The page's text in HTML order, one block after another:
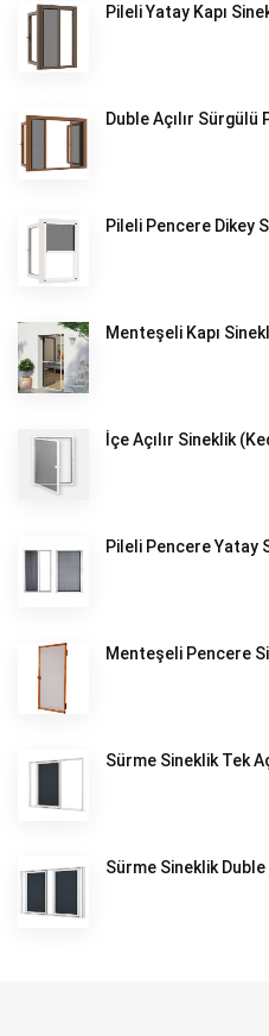
Pileli Yatay Kapı
Duble Açılır Sürgülü
Pileli Pencere Dikey
Menteşeli Kapı
İçe Açılır Sineklik
Pileli Pencere Yatay
Menteşeli Pencere
Sürme Sineklik Tek
Sürme Sineklik Duble